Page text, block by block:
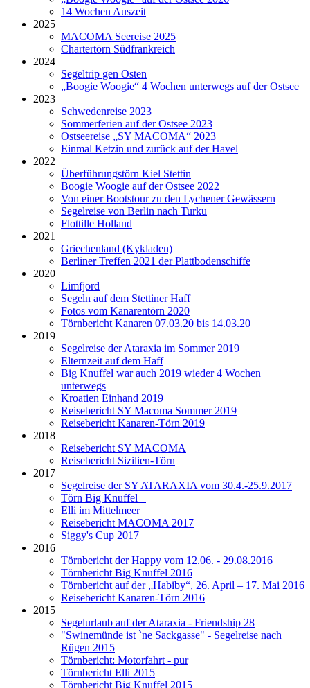
14 Wochen Auszeit
2025
MACOMA Seereise 2025
Chartertörn Südfrankreich
2024
Segeltrip gen Osten
„Boogie Woogie“ 4 Wochen unterwegs auf der Ostsee
2023
Schwedenreise 2023
Sommerferien auf der Ostsee 2023
Ostseereise „SY MACOMA“ 2023
Einmal Ketzin und zurück auf der Havel
2022
Überführungstörn Kiel Stettin
Boogie Woogie auf der Ostsee 2022
Von einer Bootstour zu den Lychener Gewässern
Segelreise von Berlin nach Turku
Flottille Holland
2021
Griechenland (Kykladen)
Berliner Treffen 2021 der Plattbodenschiffe
2020
Limfjord
Segeln auf dem Stettiner Haff
Fotos vom Kanarentörn 2020
Törnbericht Kanaren 07.03.20 bis 14.03.20
2019
Segelreise der Ataraxia im Sommer 2019
Elternzeit auf dem Haff
Big Knuffel war auch 2019 wieder 4 Wochen
unterwegs
Kroatien Einhand 2019
Reisebericht SY Macoma Sommer 2019
Reisebericht Kanaren-Törn 2019
2018
Reisebericht SY MACOMA
Reisebericht Sizilien-Törn
2017
Segelreise der SY ATARAXIA vom 30.4.-25.9.2017
Törn Big Knuffel
Elli im Mittelmeer
Reisebericht MACOMA 2017
Siggy's Cup 2017
2016
Törnbericht der Happy vom 12.06. - 29.08.2016
Törnbericht Big Knuffel 2016
Törnbericht auf der „Habiby“, 26. April – 17. Mai 2016
Reisebericht Kanaren-Törn 2016
2015
Segelurlaub auf der Ataraxia - Friendship 28
"Swinemünde ist `ne Sackgasse" - Segelreise nach
Rügen 2015
Törnbericht: Motorfahrt - pur
Törnbericht Elli 2015
Törnbericht Big Knuffel 2015